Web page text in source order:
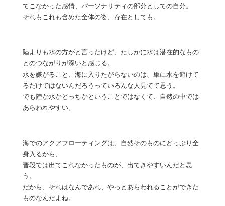
てこなかった感情、パーソナリティの部分としての自分。
それもこれも含めた全体の姿、存在としても。
陸よりも水の方がと言ったけど、たしかに水は潜在的なもの
とのつながりが深いと感じる。
水を嫌がること、海に入りたがらないのは、単に水を避けて
るだけではないんだろうっていろんな人見てて思う。
でも陸か水かどっちかということではなくて、自然の中では
あらわれやすい。
海でのアクアフローティングは、自然そのものにどっぷり全
身入るから、
普段では出てこれなかったものが、出てきやすいんだと思
う。
だから、それはなんであれ、やっとあらわれることができた
ものなんだよね。